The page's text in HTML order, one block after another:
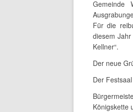
Gemeinde
Für die
diesem
Kellner“.
Der neue
Der
Königskette